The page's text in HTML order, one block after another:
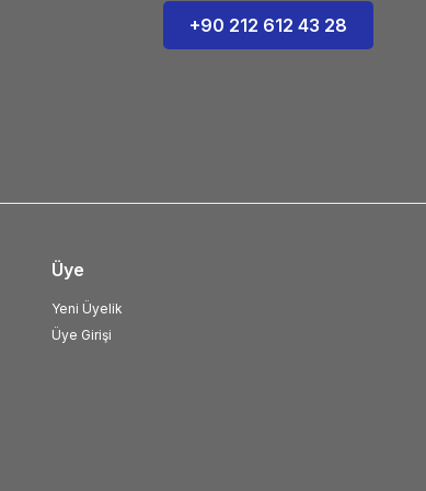
+90 212 612 43 28
Üye
Yeni Üyelik
Üye Girişi